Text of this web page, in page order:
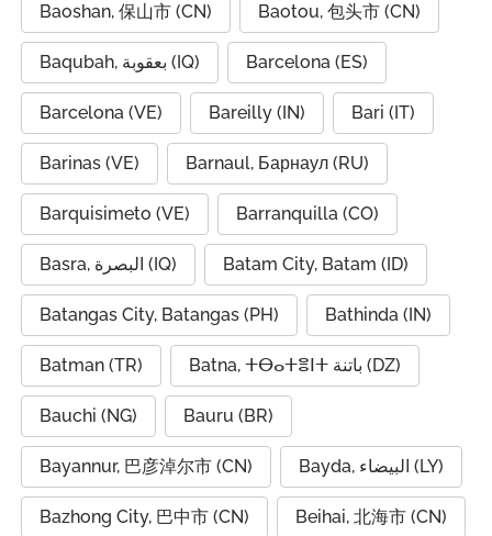
Baoshan, 保山市 (CN) Baotou, 包头市 (CN)
Baqubah, بعقوبة (IQ) Barcelona (ES)
Barcelona (VE) Bareilly (IN) Bari (IT)
Barinas (VE) Barnaul, Барнаул (RU)
Barquisimeto (VE) Barranquilla (CO)
Basra, البصرة (IQ) Batam City, Batam (ID)
Batangas City, Batangas (PH) Bathinda (IN)
Batman (TR) Batna, ⵜⴱⴰⵜⴻⵏⵜ باتنة (DZ)
Bauchi (NG) Bauru (BR)
Bayannur, 巴彦淖尔市 (CN) Bayda, البيضاء (LY)
Bazhong City, 巴中市 (CN) Beihai, 北海市 (CN)